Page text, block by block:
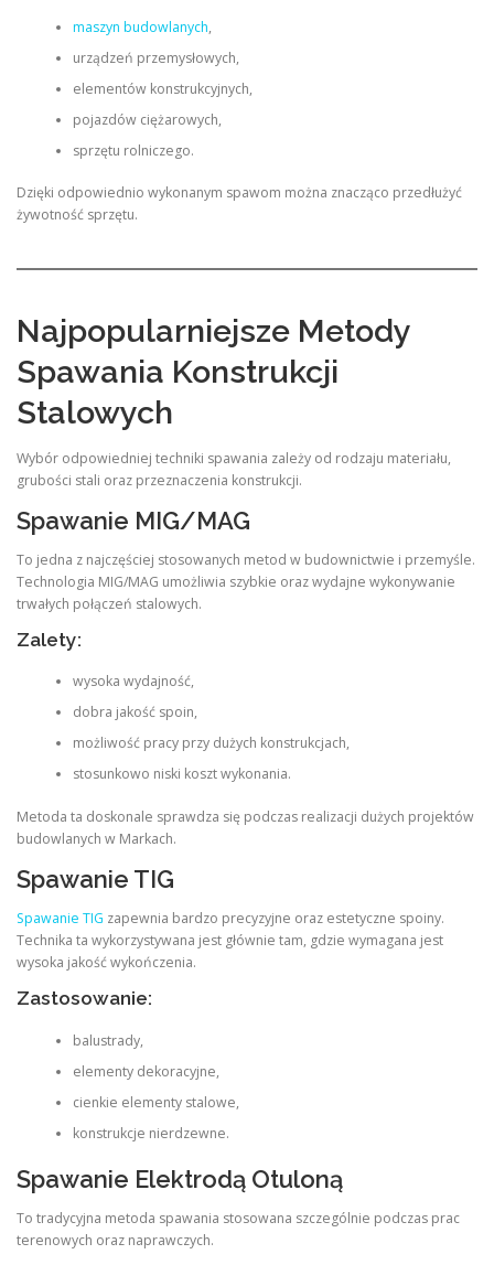
maszyn budowlanych,
urządzeń przemysłowych,
elementów konstrukcyjnych,
pojazdów ciężarowych,
sprzętu rolniczego.
Dzięki odpowiednio wykonanym spawom można znacząco przedłużyć
żywotność sprzętu.
Najpopularniejsze Metody
Spawania Konstrukcji
Stalowych
Wybór odpowiedniej techniki spawania zależy od rodzaju materiału,
grubości stali oraz przeznaczenia konstrukcji.
Spawanie MIG/MAG
To jedna z najczęściej stosowanych metod w budownictwie i przemyśle.
Technologia MIG/MAG umożliwia szybkie oraz wydajne wykonywanie
trwałych połączeń stalowych.
Zalety:
wysoka wydajność,
dobra jakość spoin,
możliwość pracy przy dużych konstrukcjach,
stosunkowo niski koszt wykonania.
Metoda ta doskonale sprawdza się podczas realizacji dużych projektów
budowlanych w Markach.
Spawanie TIG
Spawanie TIG zapewnia bardzo precyzyjne oraz estetyczne spoiny.
Technika ta wykorzystywana jest głównie tam, gdzie wymagana jest
wysoka jakość wykończenia.
Zastosowanie:
balustrady,
elementy dekoracyjne,
cienkie elementy stalowe,
konstrukcje nierdzewne.
Spawanie Elektrodą Otuloną
To tradycyjna metoda spawania stosowana szczególnie podczas prac
terenowych oraz naprawczych.